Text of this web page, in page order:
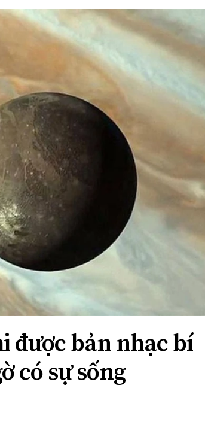
Tài chính - Ngân
Kinh tế vĩ mô
Hồ sơ doanh
Xu hướng thị
trường
Tiêu dùng và dư
được bản nhạc bí
có sự sống